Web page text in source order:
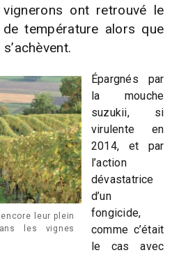
ont retrouvé le
température alors que
leur plein
les vignes
Épargnés par
la mouche
suzukii, si
virulente en
2014, et par
l’action
dévastatrice
d’un
fongicide,
comme c’était
le cas avec